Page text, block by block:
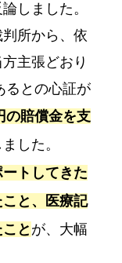
しました。
所から、依
主張どおり
るとの心証が
の賠償金を支
ました。
トしてきた
と、医療記
と が、大幅